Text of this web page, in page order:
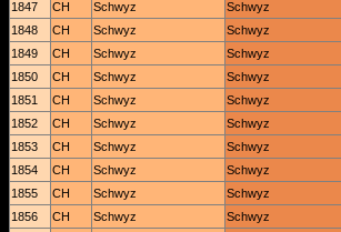
1847
CH Schwyz Schwyz
1848
CH Schwyz Schwyz
1849
CH Schwyz Schwyz
1850
CH Schwyz Schwyz
1851
CH Schwyz Schwyz
1852
CH Schwyz Schwyz
1853
CH Schwyz Schwyz
1854
CH Schwyz Schwyz
1855
CH Schwyz Schwyz
1856
CH Schwyz Schwyz